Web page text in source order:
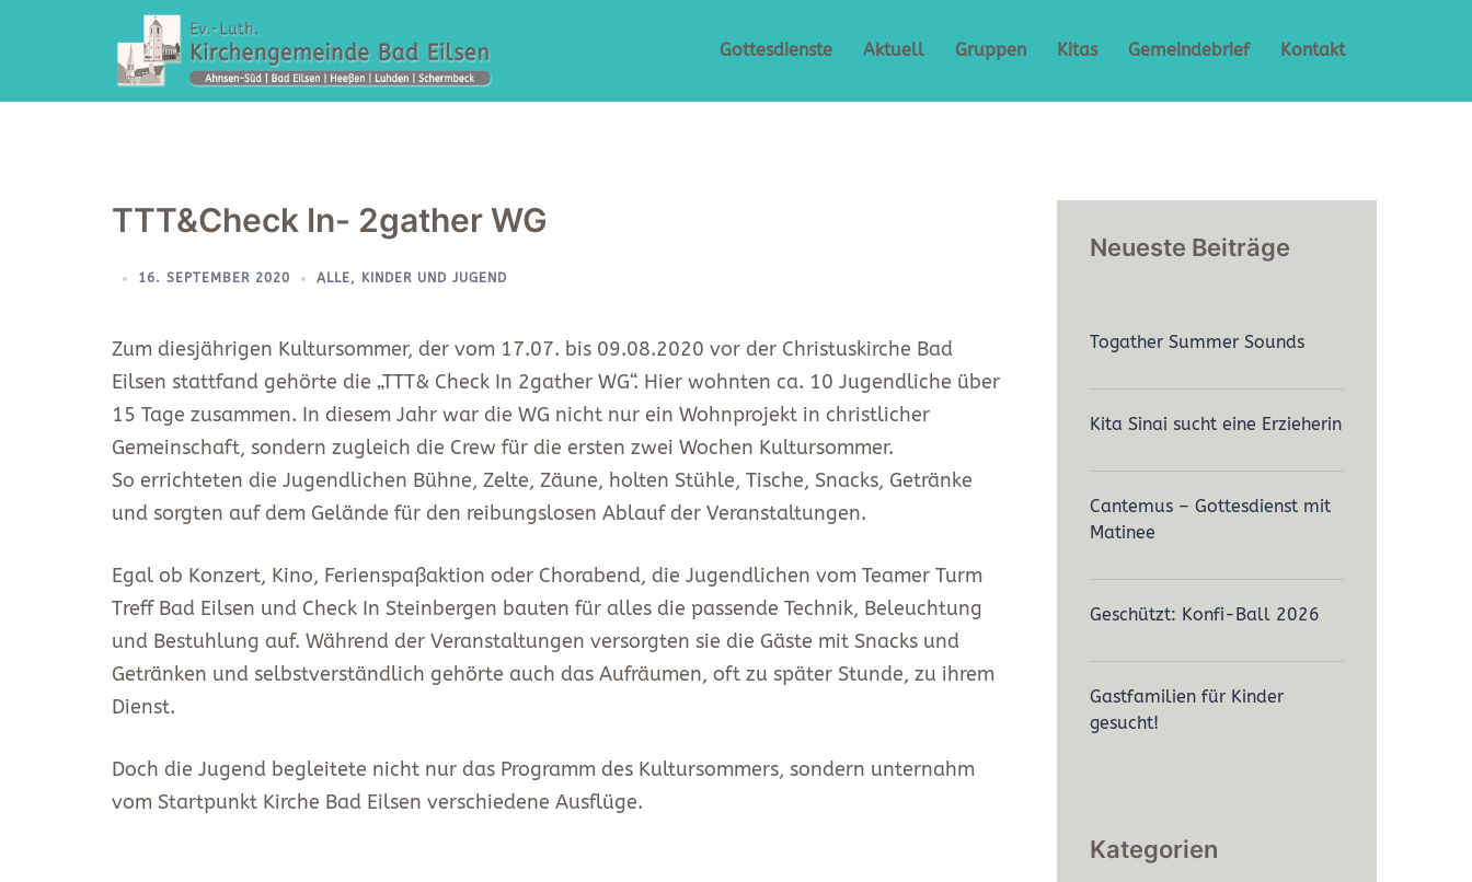
Gottesdienste Aktuell Gruppen Kitas Gemeindebrief Kontakt
TTT&Check In- 2gather WG
16. SEPTEMBER 2020 ALLE, KINDER UND JUGEND
Zum diesjährigen Kultursommer, der vom 17.07. bis 09.08.2020 vor der Christuskirche Bad
Eilsen stattfand gehörte die „TTT& Check In 2gather WG“. Hier wohnten ca. 10 Jugendliche über
15 Tage zusammen. In diesem Jahr war die WG nicht nur ein Wohnprojekt in christlicher
Gemeinschaft, sondern zugleich die Crew für die ersten zwei Wochen Kultursommer.
So errichteten die Jugendlichen Bühne, Zelte, Zäune, holten Stühle, Tische, Snacks, Getränke
und sorgten auf dem Gelände für den reibungslosen Ablauf der Veranstaltungen.
Egal ob Konzert, Kino, Ferienspaßaktion oder Chorabend, die Jugendlichen vom Teamer Turm
Treff Bad Eilsen und Check In Steinbergen bauten für alles die passende Technik, Beleuchtung
und Bestuhlung auf. Während der Veranstaltungen versorgten sie die Gäste mit Snacks und
Getränken und selbstverständlich gehörte auch das Aufräumen, oft zu später Stunde, zu ihrem
Dienst.
Doch die Jugend begleitete nicht nur das Programm des Kultursommers, sondern unternahm
vom Startpunkt Kirche Bad Eilsen verschiedene Ausflüge.
Neueste Beiträge
Togather Summer Sounds
Kita Sinai sucht eine Erzieherin
Cantemus – Gottesdienst mit
Matinee
Geschützt: Konfi-Ball 2026
Gastfamilien für Kinder
gesucht!
Kategorien